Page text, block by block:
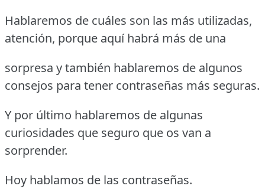
Hablaremos de cuáles son las más utilizadas,
atención, porque aquí habrá más de una
sorpresa y también hablaremos de algunos
consejos para tener contraseñas más seguras.
Y por último hablaremos de algunas
curiosidades que seguro que os van a
sorprender.
Hoy hablamos de las contraseñas.